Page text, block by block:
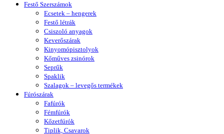
Festő Szerszámok
Ecsetek – hengerek
Festő létrák
Csiszoló anyagok
Keverőszárak
Kinyomópisztolyok
Kőműves zsinórok
Seprűk
Spaklik
Szalagok – levegős termékek
Fúrószárak
Fafúrók
Fémfúrók
Kőzetfúrók
Tiplik, Csavarok